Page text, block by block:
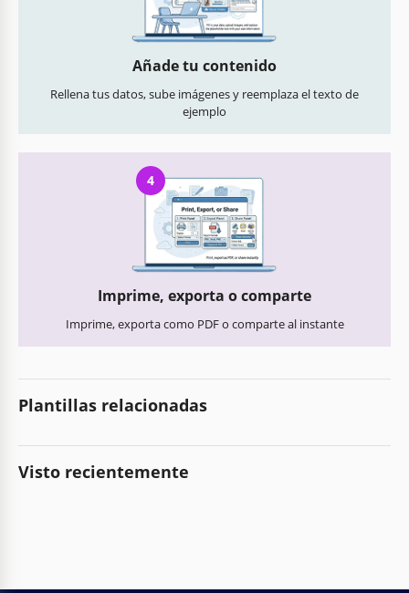
Añade tu contenido
Rellena tus datos, sube imágenes y reemplaza el texto de
ejemplo
4
Imprime, exporta o comparte
Imprime, exporta como PDF o comparte al instante
Plantillas relacionadas
Visto recientemente